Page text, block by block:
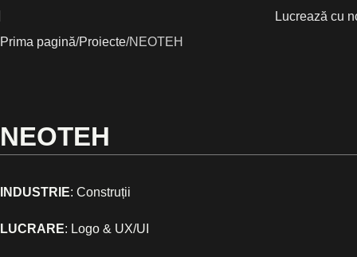
Lucrează cu
Prima pagină Proiecte NEOTEH
NEOTEH
INDUSTRIE: Construții
LUCRARE: Logo & UX/UI